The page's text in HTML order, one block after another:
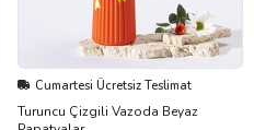
Cumartesi Ücretsiz Teslimat
Turuncu Çizgili Vazoda Beyaz